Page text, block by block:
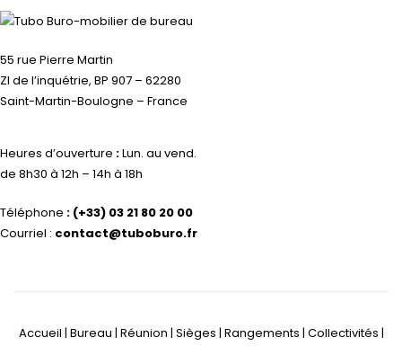
55 rue Pierre Martin
ZI de l’inquétrie, BP 907 – 62280
Saint-Martin-Boulogne – France
Heures d’ouverture :Lun. au vend.
de 8h30 à 12h – 14h à 18h
Téléphone : (+33) 03 21 80 20 00
Courriel : contact@tuboburo.fr
Accueil | Bureau | Réunion | Sièges | Rangements | Collectivités |